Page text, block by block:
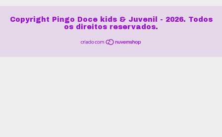
Copyright Pingo Doce kids & Juvenil - 2026. Todos
os direitos reservados.